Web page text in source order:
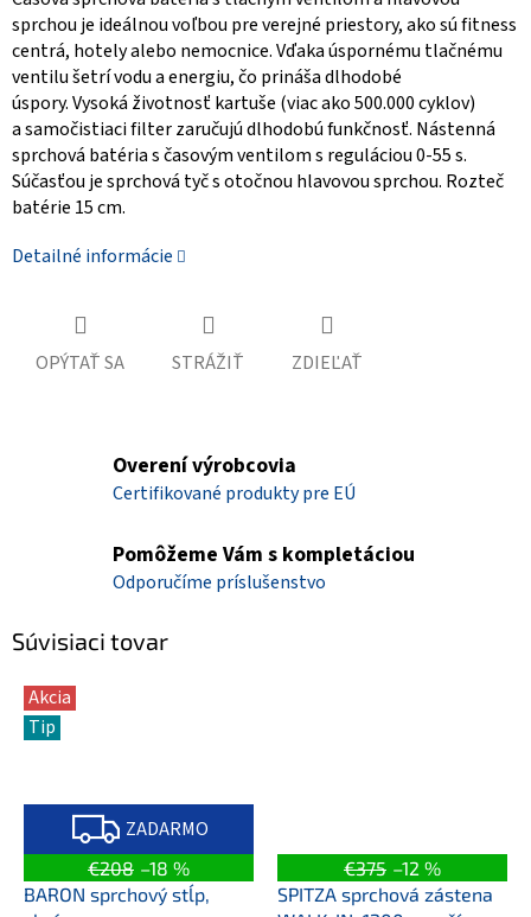
sprchou je ideálnou voľbou pre verejné priestory, ako sú fitness
centrá, hotely alebo nemocnice. Vďakaúspornému tlačnému
ventilušetrí vodu a energiu, čo prináša dlhodobé
úspory.Vysoká životnosťkartuše (viac ako 500.000 cyklov)
asamočistiaci filterzaručujú dlhodobú funkčnosť. Nástenná
sprchová batéria s časovým ventilom s reguláciou 0-55 s.
Súčasťou je sprchová tyč s otočnou hlavovou sprchou. Rozteč
batérie 15 cm.
Detailné informácie
OPÝTAŤ SA STRÁŽIŤ ZDIEĽAŤ
Overení výrobcovia
Certifikované produkty pre EÚ
Pomôžeme Vám s kompletáciou
Odporučíme príslušenstvo
Súvisiaci tovar
Akcia
Tip
Z
A
D
A
R
M
O
ZADARMO
€208 –18 %
BARON sprchový stĺp,
€375 –12 %
SPITZA sprchová zástena